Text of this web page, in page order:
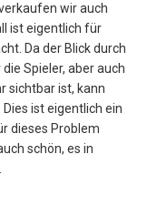
wir auch
ist eigentlich für
Da der Blick durch
Spieler, aber auch
sichtbar ist, kann
ist eigentlich ein
dieses Problem
schön, es in